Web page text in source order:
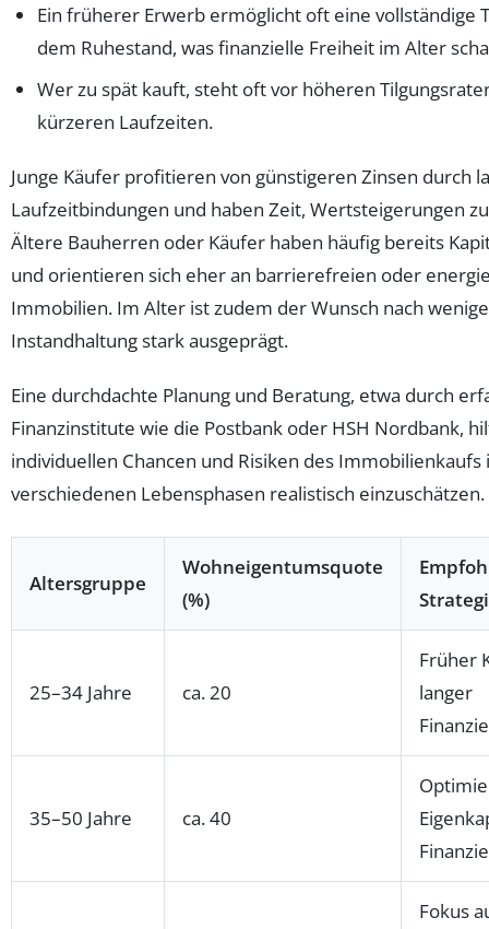
Ein früherer Erwerb ermöglicht oft eine vollständige
dem Ruhestand, was finanzielle Freiheit im Alter
Wer zu spät kauft, steht oft vor höheren
kürzeren Laufzeiten.
Junge Käufer profitieren von günstigeren Zinsen durch
Laufzeitbindungen und haben Zeit, Wertsteigerungen
Ältere Bauherren oder Käufer haben häufig bereits
und orientieren sich eher an barrierefreien oder
Immobilien. Im Alter ist zudem der Wunsch nach
Instandhaltung stark ausgeprägt.
Eine durchdachte Planung und Beratung, etwa durch
Finanzinstitute wie die Postbank oder HSH Nordbank,
individuellen Chancen und Risiken des Immobilienkaufs
verschiedenen Lebensphasen realistisch einzuschätzen.
Altersgruppe
Wohneigentumsquote
(%)
25–34 Jahre ca. 20
Früher
langer
35–50 Jahre ca. 40
Fokus